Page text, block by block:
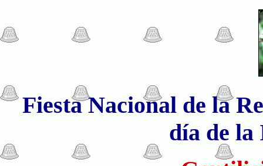
Fiesta Nacional de la
día de la